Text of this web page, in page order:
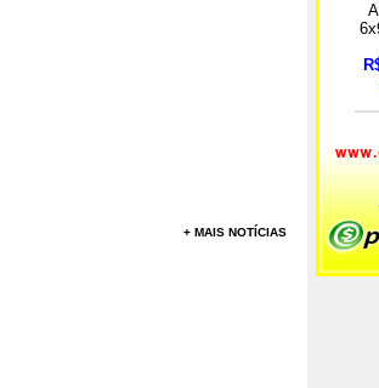
+ MAIS NOTÍCIAS